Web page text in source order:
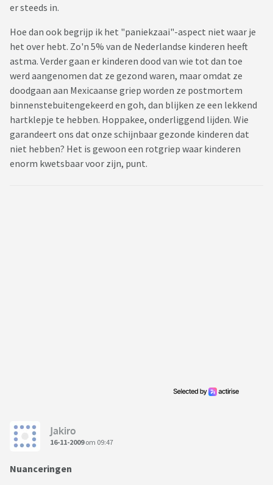
er steeds in.
Hoe dan ook begrijp ik het "paniekzaai"-aspect niet waar je
het over hebt. Zo'n 5% van de Nederlandse kinderen heeft
astma. Verder gaan er kinderen dood van wie tot dan toe
werd aangenomen dat ze gezond waren, maar omdat ze
doodgaan aan Mexicaanse griep worden ze postmortem
binnenstebuitengekeerd en goh, dan blijken ze een lekkend
hartklepje te hebben. Hoppakee, onderliggend lijden. Wie
garandeert ons dat onze schijnbaar gezonde kinderen dat
niet hebben? Het is gewoon een rotgriep waar kinderen
enorm kwetsbaar voor zijn, punt.
Jakiro
16-11-2009om 09:47
Nuanceringen